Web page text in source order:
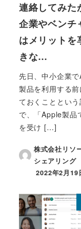
連絡してみた
企業やベンチ
はメリットを
きな…
先日、中小企業
製品を利用する前
ておくこととい
で、「Apple製品
を受け […]
株式会社リソ
シェアリング
投稿日
2022年2月19